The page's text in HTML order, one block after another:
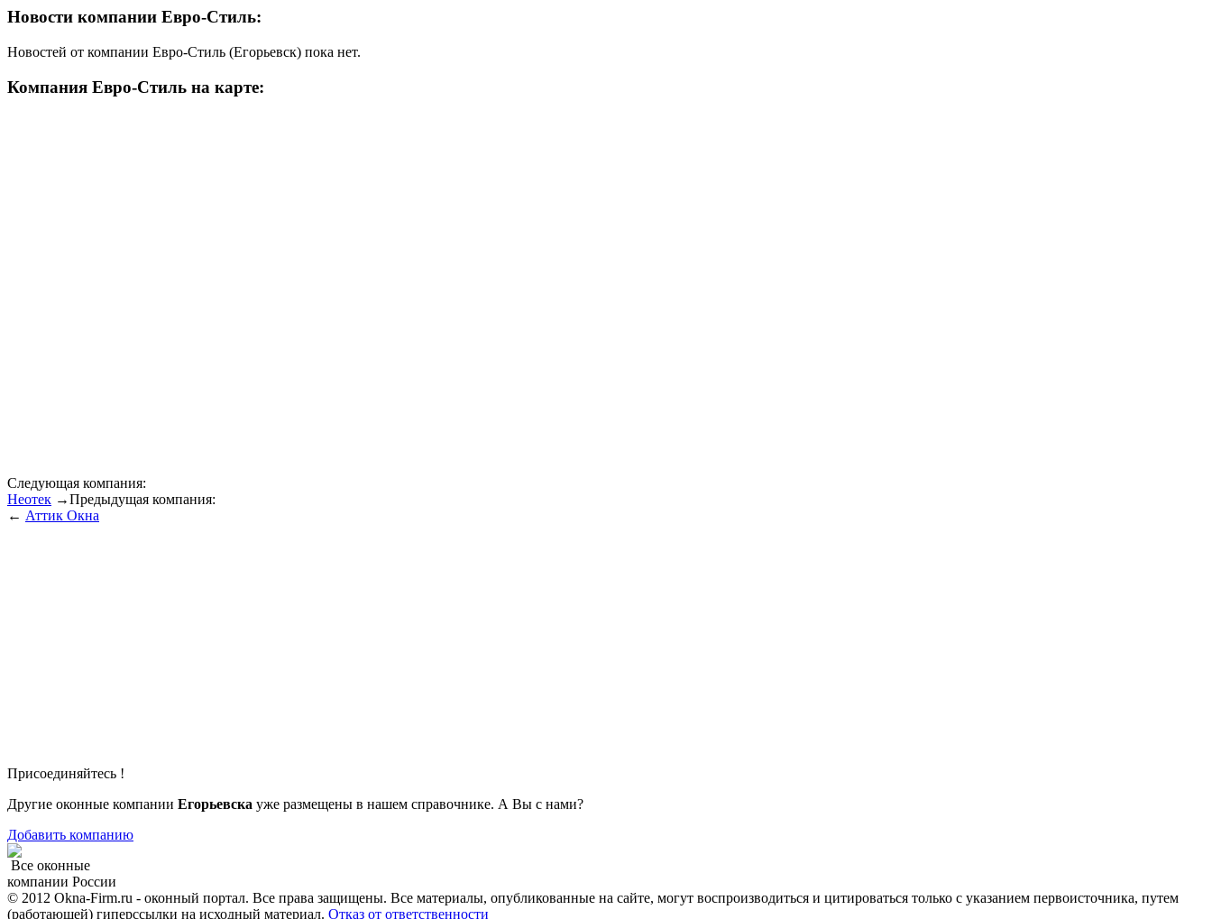
Новости компании Евро-Стиль:
Новостей от компании Евро-Стиль (Егорьевск) пока нет.
Компания Евро-Стиль на карте:
Следующая компания:
Неотек →Предыдущая компания:
← Аттик Окна
Присоединяйтесь !
Другие оконные компании Егорьевска уже размещены в нашем справочнике. А Вы с нами?
Добавить компанию
Все оконные
компании России
© 2012 Okna-Firm.ru - оконный портал. Все права защищены. Все материалы, опубликованные на сайте, могут воспроизводиться и цитироваться только с указанием первоисточника, путем
(работающей) гиперссылки на исходный материал. Отказ от ответственности